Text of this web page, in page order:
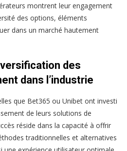
montrent leur engagement
des options, éléments
dans un marché hautement
des
dans l’industrie
que Bet365 ou Unibet ont investi
de leurs solutions de
réside dans la capacité à offrir
traditionnelles et alternatives